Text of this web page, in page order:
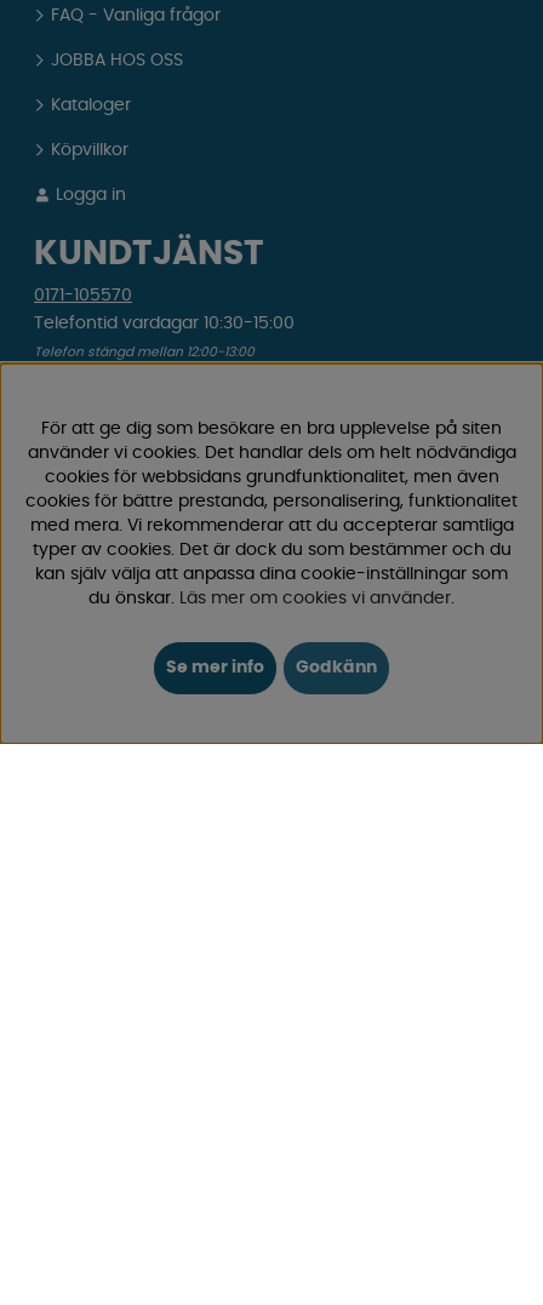
FAQ - Vanliga frågor
JOBBA HOS OSS
Kataloger
Köpvillkor
Logga in
KUNDTJÄNST
0171-105570
Telefontid vardagar 10:30-15:00
Telefon stängd mellan 12:00-13:00
Vi svarar alltid inom 24 h på vardagar.
Registrera din retur
Gäller ångrat köp & felbeställning.
Registrera din reklamation
Gäller defekt vara, transportskada etc.
Campingvaruhuset Butik Enköping
Hitta till vår butik & se öppettider
För att ge dig som besökare en bra upplevelse på siten
använder vi cookies. Det handlar dels om helt nödvändiga
cookies för webbsidans grundfunktionalitet, men även
cookies för bättre prestanda, personalisering, funktionalitet
med mera. Vi rekommenderar att du accepterar samtliga
typer av cookies. Det är dock du som bestämmer och du
kan själv välja att anpassa dina cookie-inställningar som
du önskar. Läs mer om cookies vi använder.
Se mer info Godkänn